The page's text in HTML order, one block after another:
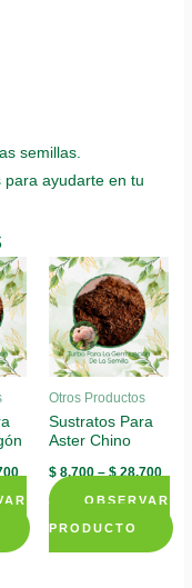
semillas.
para ayudarte en tu
Otros Productos
Sustratos Para
Aster Chino
$8.700–$28.700
OBSERVAR
PRODUCTO
This